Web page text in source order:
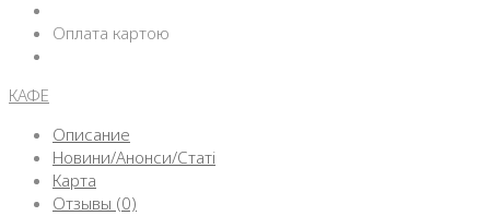
Оплата картою
КАФЕ
Описание
Новини/Анонси/Статі
Карта
Отзывы (0)